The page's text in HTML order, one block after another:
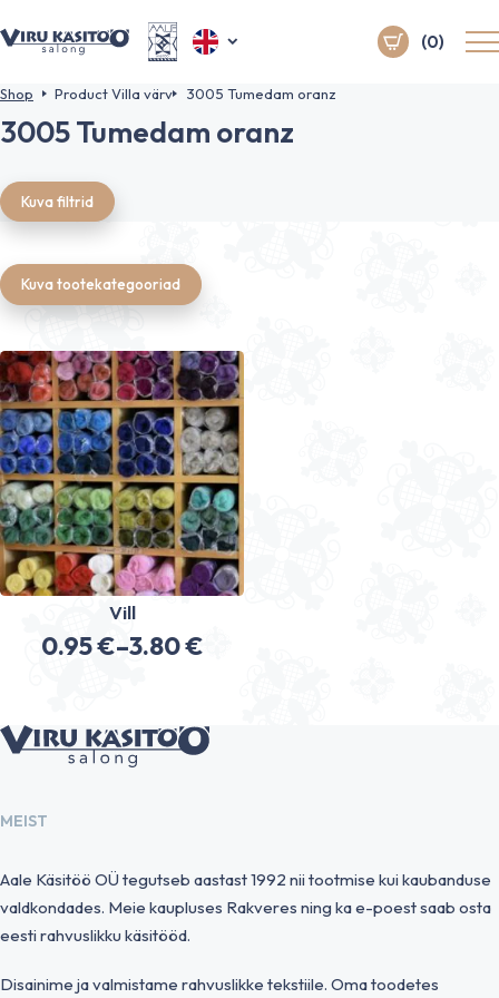
(0)
Shop Product Villa värv 3005 Tumedam oranz
3005 Tumedam oranz
Kuva filtrid
Kuva tootekategooriad
Vill
0.95€–3.80€
Price
0.95 €
through
MEIST
Aale Käsitöö OÜ tegutseb aastast 1992 nii tootmise kui kaubanduse
valdkondades. Meie kaupluses Rakveres ning ka e-poest saab osta
eesti rahvuslikku käsitööd.
Disainime ja valmistame rahvuslikke tekstiile. Oma toodetes